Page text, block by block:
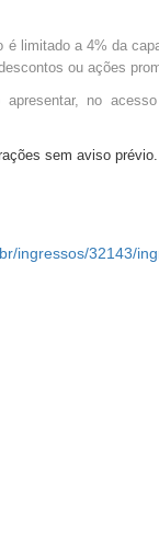
limitado a 4% da
ou ações
no
sem aviso prévio.
ingressos/32143/